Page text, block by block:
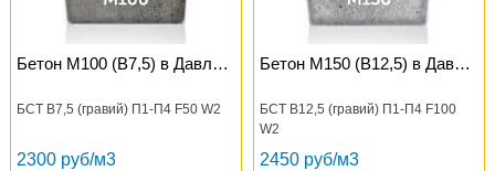
Бетон М100 (B7,5) в Давлеканово
БСТ В7,5 (гравий) П1-П4 F50 W2
2300 руб/м3
Бетон М150 (B12,5) в Давлеканово
БСТ В12,5 (гравий) П1-П4 F100
W2
2450 руб/м3